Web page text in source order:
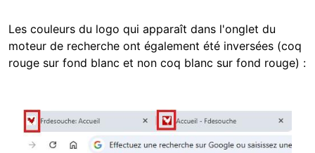
Les couleurs du logo qui apparaît dans l'onglet du
moteur de recherche ont également été inversées (coq
rouge sur fond blanc et non coq blanc sur fond rouge) :
Image